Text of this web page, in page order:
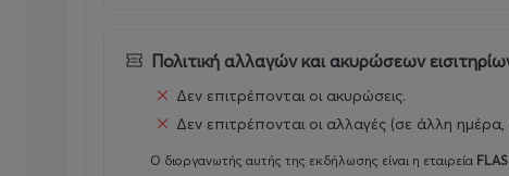
Πολιτική αλλαγών και ακυρώσεων
Δεν επιτρέπονται οι ακυρώσεις.
Δεν επιτρέπονται οι αλλαγές (σε άλλη
Ο διοργανωτής αυτής της εκδήλωσης είναι η εταιρεία